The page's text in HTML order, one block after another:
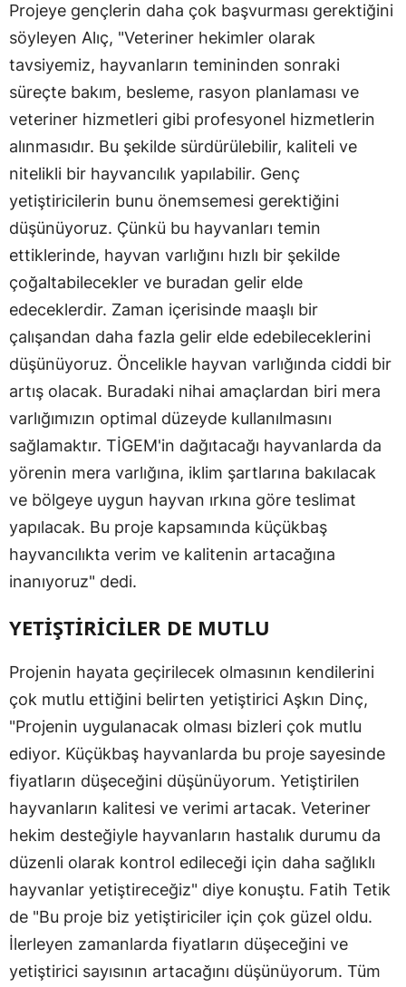
Projeye gençlerin daha çok başvurması gerektiğini
söyleyen Alıç, "Veteriner hekimler olarak
tavsiyemiz, hayvanların temininden sonraki
süreçte bakım, besleme, rasyon planlaması ve
veteriner hizmetleri gibi profesyonel hizmetlerin
alınmasıdır. Bu şekilde sürdürülebilir, kaliteli ve
nitelikli bir hayvancılık yapılabilir. Genç
yetiştiricilerin bunu önemsemesi gerektiğini
düşünüyoruz. Çünkü bu hayvanları temin
ettiklerinde, hayvan varlığını hızlı bir şekilde
çoğaltabilecekler ve buradan gelir elde
edeceklerdir. Zaman içerisinde maaşlı bir
çalışandan daha fazla gelir elde edebileceklerini
düşünüyoruz. Öncelikle hayvan varlığında ciddi bir
artış olacak. Buradaki nihai amaçlardan biri mera
varlığımızın optimal düzeyde kullanılmasını
sağlamaktır. TİGEM'in dağıtacağı hayvanlarda da
yörenin mera varlığına, iklim şartlarına bakılacak
ve bölgeye uygun hayvan ırkına göre teslimat
yapılacak. Bu proje kapsamında küçükbaş
hayvancılıkta verim ve kalitenin artacağına
inanıyoruz" dedi.
YETİŞTİRİCİLER DE MUTLU
Projenin hayata geçirilecek olmasının kendilerini
çok mutlu ettiğini belirten yetiştirici Aşkın Dinç,
"Projenin uygulanacak olması bizleri çok mutlu
ediyor. Küçükbaş hayvanlarda bu proje sayesinde
fiyatların düşeceğini düşünüyorum. Yetiştirilen
hayvanların kalitesi ve verimi artacak. Veteriner
hekim desteğiyle hayvanların hastalık durumu da
düzenli olarak kontrol edileceği için daha sağlıklı
hayvanlar yetiştireceğiz" diye konuştu. Fatih Tetik
de "Bu proje biz yetiştiriciler için çok güzel oldu.
İlerleyen zamanlarda fiyatların düşeceğini ve
yetiştirici sayısının artacağını düşünüyorum. Tüm